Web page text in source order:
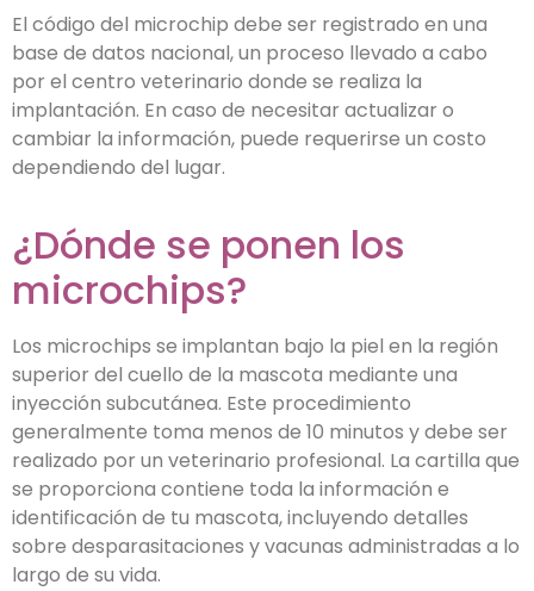
El código del microchip debe ser registrado en una
base de datos nacional, un proceso llevado a cabo
por el centro veterinario donde se realiza la
implantación. En caso de necesitar actualizar o
cambiar la información, puede requerirse un costo
dependiendo del lugar.
¿Dónde se ponen los
microchips?
Los microchips se implantan bajo la piel en la región
superior del cuello de la mascota mediante una
inyección subcutánea. Este procedimiento
generalmente toma menos de 10 minutos y debe ser
realizado por un veterinario profesional. La cartilla que
se proporciona contiene toda la información e
identificación de tu mascota, incluyendo detalles
sobre desparasitaciones y vacunas administradas a lo
largo de su vida.